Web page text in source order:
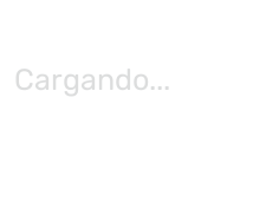
Cargando...